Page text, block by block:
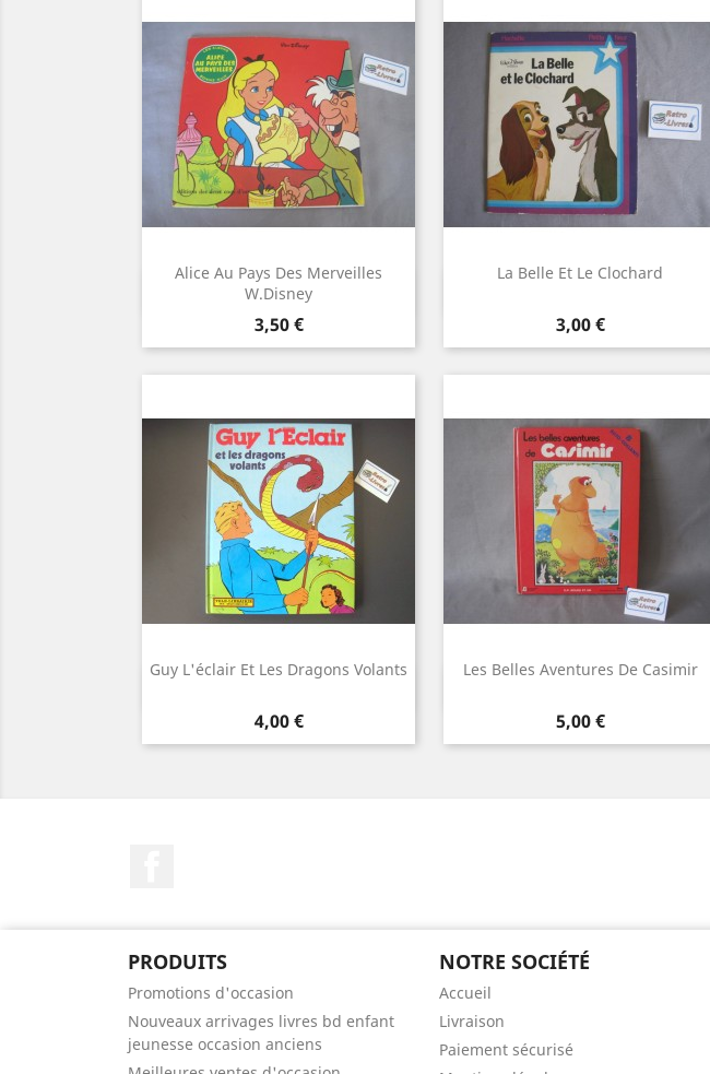
Alice Au Pays Des Merveilles
W.Disney
Prix
3,50 €
Aperçu rapide
La Belle Et Le Clochard
Prix
3,00 €
Guy L'éclair Et Les Dragons Volants
Prix
4,00 €
Les Belles Aventures De Casimir
Prix
5,00 €
PRODUITS
Promotions d'occasion
Nouveaux arrivages livres bd enfant
jeunesse occasion anciens
NOTRE SOCIÉTÉ
Accueil
Livraison
Paiement sécurisé